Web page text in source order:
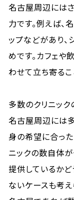
名古屋周辺には
力です。例えば、
ップなどがあり、
めです。カフェ
わせて立ち寄るこ
多数のクリニッ
名古屋周辺には
身の希望に合った
ニックの数自体
提供しているか
ないケースも考え